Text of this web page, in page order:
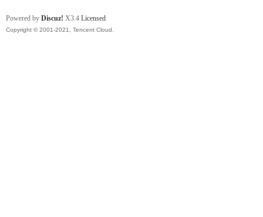
Powered by Discuz! X3.4 Licensed
Copyright © 2001-2021, Tencent Cloud.